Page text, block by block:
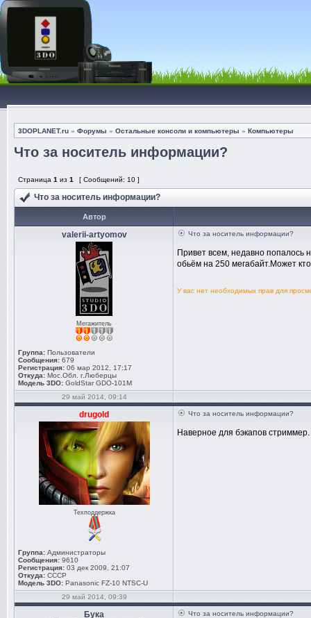
3DOPLANET.ru » Форумы » Остальные консоли и компьютеры » Компьютеры
Что за носитель информации?
Страница 1 из 1 [ Сообщений: 10 ]
Что за носитель информации?
Автор
valerii-artyomov
Мегажитель
Группа: Пользователи
Сообщения: 679
Регистрация: 06 мар 2012, 17:17
Откуда: Мос.Обл. г.Люберцы
Модель 3DO: GoldStar GDO-101M
Что за носитель информации?
Привет всем, недавно попалось
обьём на 250 мегабайт.Может
У вас нет необходимых прав для
29 май 2014, 09:14
drugold
Техподдержка
Группа: Администраторы
Сообщения: 9610
Регистрация: 03 дек 2009, 21:07
Откуда: СССР
Модель 3DO: Panasonic FZ-10 NTSC-U
Что за носитель информации?
Наверное для бэкапов стриммер.
29 май 2014, 09:39
Бука Что за носитель информации?